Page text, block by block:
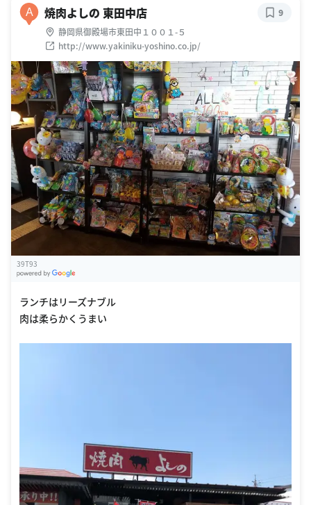
A 焼肉よしの 東田中店
静岡県御殿場市東田中１００１-５
http://www.yakiniku-yoshino.co.jp/
9
39T93
ランチはリーズナブル
肉は柔らかくうまい